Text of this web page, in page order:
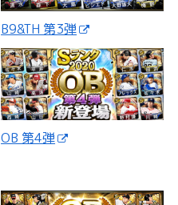
B9&TH 第3弾
OB 第4弾